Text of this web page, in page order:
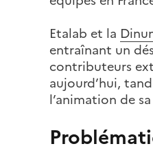
Etalab et la
entraînant un
contributeurs
aujourd’hui,
l’animation de